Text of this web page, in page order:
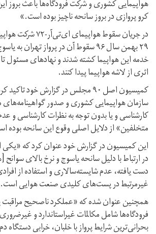
هواپیمایی کشوری و شرکت فرودگاه‌ها باعث بروز
کرو پروازی در بروز سانحه ناچیز بوده است.»
در جریان سقوط
خدمه این هواپیما کشته شدند و نهادهای مسئول تا
اثری از لاشه هواپیما پیدا کنند.
کمیسیون اصل ۹۰ مجلس در گزارش خود
سازمان هواپیمایی کشوری و صدور
کارشناسی و یا بدون توجه به نظرات کارشناسی و
متخلفین» از دلایل اصلی وقوع این سانحه بوده
این کمیسیون در گزارش خود عنوان کرد که
در ارتباط با دلیل سانحه یاسوج و نرخ بالای
دست یافته، عدم شایسته‌سالاری و استفاده از
غیرمرتبط در پست‌های کلیدی صنعت هوایی
همچنین عنوان شده که «عملکرد ناصحیح مراقبت
فرودگاه‌ها شامل مکالمات غیراستاندارد و
بحرانی‌ترین شرایط پرواز با خلبان، خرابی دستگاه